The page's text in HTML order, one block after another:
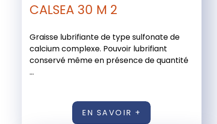
CALSEA 30 M 2
Graisse lubrifiante de type sulfonate de
calcium complexe. Pouvoir lubrifiant
conservé même en présence de quantité
...
EN SAVOIR +